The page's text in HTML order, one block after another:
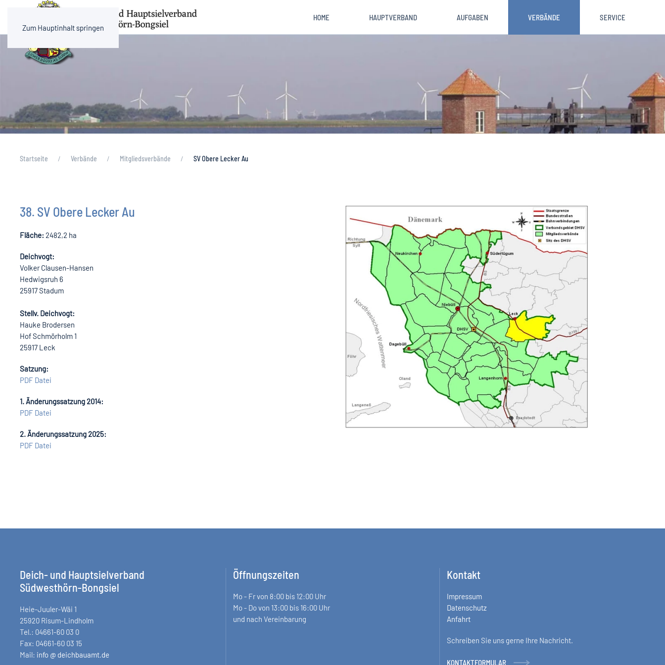
Zum Hauptinhalt springen
HOME HAUPTVERBAND AUFGABEN VERBÄNDE SERVICE
Startseite Verbände Mitgliedsverbände SV Obere Lecker Au
38. SV Obere Lecker Au
Fläche: 2482,2 ha
Deichvogt:
Volker Clausen-Hansen
Hedwigsruh 6
25917 Stadum
Stellv. Deichvogt:
Hauke Brodersen
Hof Schmörholm 1
25917 Leck
Satzung:
PDF Datei
1. Änderungssatzung 2014:
PDF Datei
2. Änderungssatzung 2025:
PDF Datei
Deich- und Hauptsielverband
Südwesthörn-Bongsiel
Heie-Juuler-Wäi 1
25920 Risum-Lindholm
Tel.: 04661-60 03 0
Fax: 04661-60 03 15
Mail: info @ deichbauamt.de
Öffnungszeiten
Mo - Fr von 8:00 bis 12:00 Uhr
Mo - Do von 13:00 bis 16:00 Uhr
und nach Vereinbarung
Kontakt
Impressum
Datenschutz
Anfahrt
Schreiben Sie uns gerne Ihre Nachricht.
KONTAKTFORMULAR